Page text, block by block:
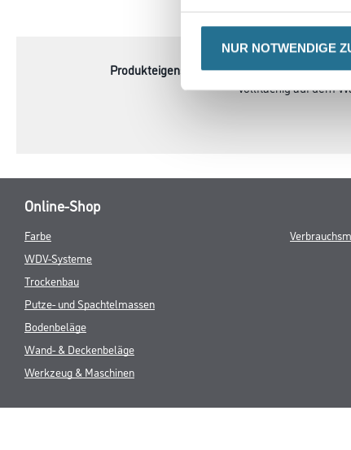
NUR NOTWENDIGE
CURRENT
TAB:
Produkteigenschaft
- Nahtlose
- Vollflächig auf dem
Online-Shop
Farbe
WDV-Systeme
Trockenbau
Putze- und Spachtelmassen
Bodenbeläge
Wand- & Deckenbeläge
Werkzeug & Maschinen